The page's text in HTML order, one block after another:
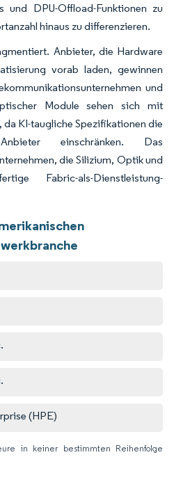
und DPU-Offload-Funktionen zu
hinaus zu differenzieren.
Anbieter, die Hardware
vorab laden, gewinnen
und
Module sehen sich mit
KI-taugliche Spezifikationen die
einschränken. Das
die Silizium, Optik und
Fabric-als-Dienstleistung-
(HPE)
in keiner bestimmten Reihenfolge